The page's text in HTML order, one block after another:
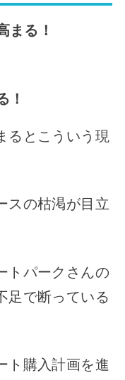
まる！
！
るとこういう現
スの枯渇が目立
トパークさんの
足で断っている
ト購入計画を進